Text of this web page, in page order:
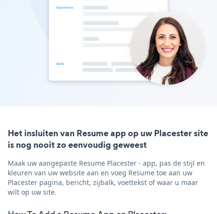
Het insluiten van Resume app op uw Placester site
is nog nooit zo eenvoudig geweest
Maak uw aangepaste Resume Placester - app, pas de stijl en
kleuren van uw website aan en voeg Resume toe aan uw
Placester pagina, bericht, zijbalk, voettekst of waar u maar
wilt op uw site.